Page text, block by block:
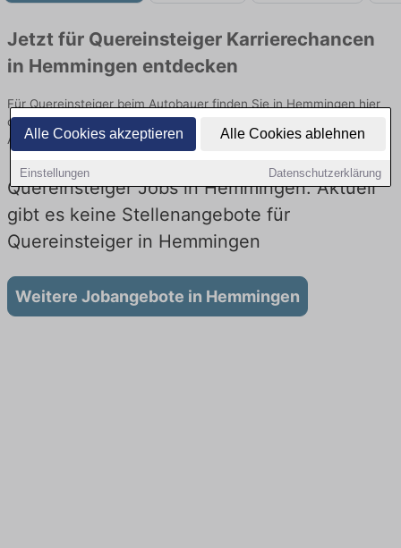
Alle Cookies akzeptieren Alle Cookies ablehnen
Einstellungen Datenschutzerklärung
Jetzt für Quereinsteiger Karrierechancen
in Hemmingen entdecken
Für Quereinsteiger beim Autobauer finden Sie in Hemmingen hier
die aktuellsten Angebote. Entdecken Sie freie Optionen von Top-
Arbeitgebern und bewerben Sie sich noch heute.
Quereinsteiger Jobs in Hemmingen: Aktuell
gibt es keine Stellenangebote für
Quereinsteiger in Hemmingen
Weitere Jobangebote in Hemmingen